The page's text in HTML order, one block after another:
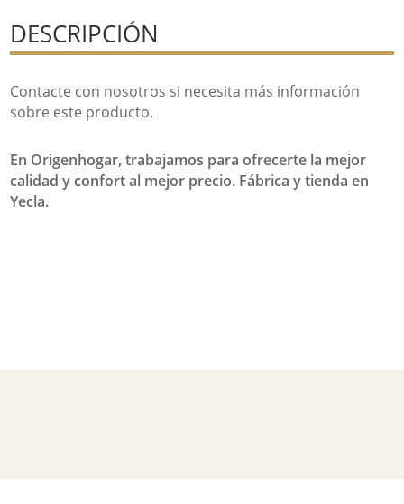
DESCRIPCIÓN
Contacte con nosotros si necesita más información
sobre este producto.
En Origenhogar, trabajamos para ofrecerte la mejor
calidad y confort al mejor precio. Fábrica y tienda en
Yecla.